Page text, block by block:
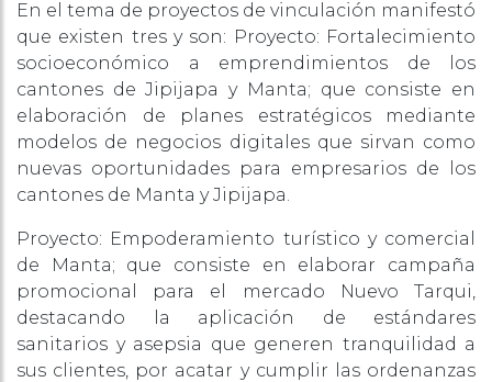
En el tema de proyectos de vinculación manifestó
que existen tres y son: Proyecto: Fortalecimiento
socioeconómico a emprendimientos de los
cantones de Jipijapa y Manta; que consiste en
elaboración de planes estratégicos mediante
modelos de negocios digitales que sirvan como
nuevas oportunidades para empresarios de los
cantones de Manta y Jipijapa.
Proyecto: Empoderamiento turístico y comercial
de Manta; que consiste en elaborar campaña
promocional para el mercado Nuevo Tarqui,
destacando la aplicación de estándares
sanitarios y asepsia que generen tranquilidad a
sus clientes, por acatar y cumplir las ordenanzas